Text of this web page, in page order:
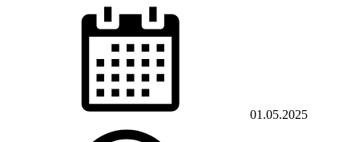
01.05.2025